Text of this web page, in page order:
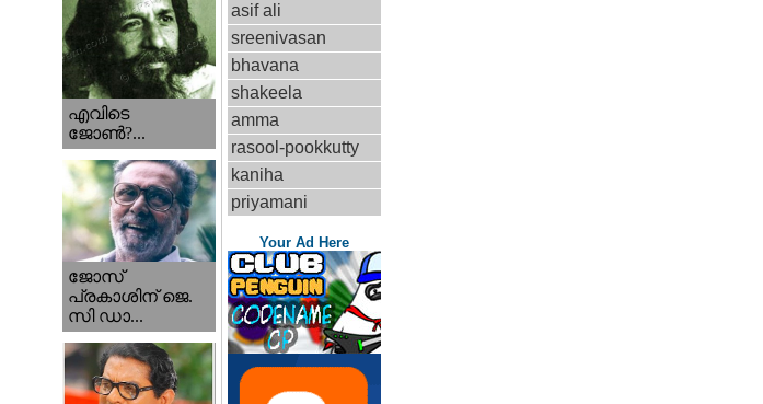
എവിടെ
ജോണ്‍?...
ജോസ്
പ്രകാശിന് ജെ.
സി ഡാ...
asif ali
sreenivasan
bhavana
shakeela
amma
rasool-pookkutty
kaniha
priyamani
Your Ad Here